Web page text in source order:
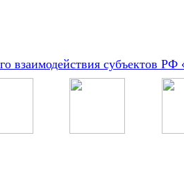
взаимодействия субъектов